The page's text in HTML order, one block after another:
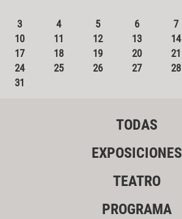
3
4 5 6 7
10
11 12 13 14
17
18 19 20 21
24
25 26 27 28
31
TODAS
EXPOSICIONES
TEATRO
PROGRAMA